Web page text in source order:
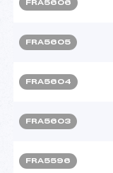
FRA5606
FRA5605
FRA5604
FRA5603
FRA5596